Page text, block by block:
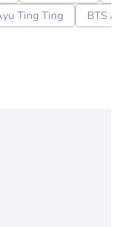
Ting Ting BTS